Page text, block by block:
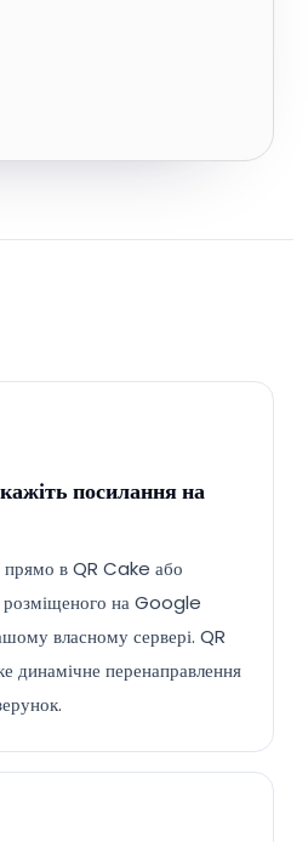
посилання на
прямо в QR Cake або
розміщеного на Google
власному сервері. QR
динамічне перенаправлення